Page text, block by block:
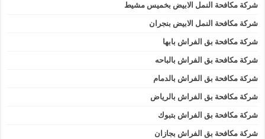
شركة مكافحة النمل الابيض بخميس مشيط
شركة مكافحة النمل الابيض بنجران
شركة مكافحة بق الفراش بابها
شركة مكافحة بق الفراش بالباحه
شركة مكافحة بق الفراش بالدمام
شركة مكافحة بق الفراش بالرياض
شركة مكافحة بق الفراش بتبوك
شركة مكافحة بق الفراش بجازان